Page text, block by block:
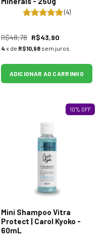
(4)
R$48,78 R$43,90
4 x de R$10,98 sem juros
ADICIONAR AO CARRINHO
10% OFF
Mini Shampoo Vitra
Protect | Carol Kyoko -
60mL